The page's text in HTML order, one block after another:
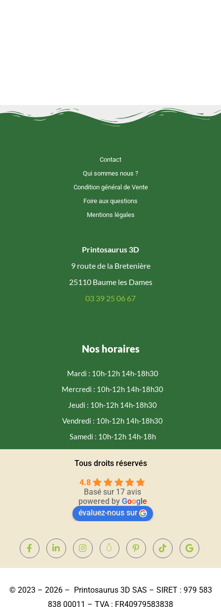
Contact
Qui sommes nous ?
Condition général de Vente
Foire aux questions
Mentions légales
Printosaurus 3D
9 route de la Bretenière
25110 Baume les Dames
03 39 25 06 67
Nos horaires
Mardi : 10h-12h 14h-18h30
Mercredi : 10h-12h 14h-18h30
Jeudi : 10h-12h 14h-18h30
Vendredi : 10h-12h 14h-18h30
Samedi : 10h-12h 14h-18h
Tous droits réservés
4.8
Basé sur 17 avis
powered by Googl e
évaluez-nous sur
© 2023 – 2026 – Printosaurus 3D SAS – SIRET : 979 583
838 00011 – TVA : FR40979583838